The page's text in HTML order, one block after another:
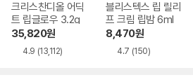
크리스찬디올 어딕
트 립글로우 3.2g
35,820원
4.9 (13,112)
블리스텍스 립 릴리
프 크림 립밤 6ml
8,470원
4.7 (150)